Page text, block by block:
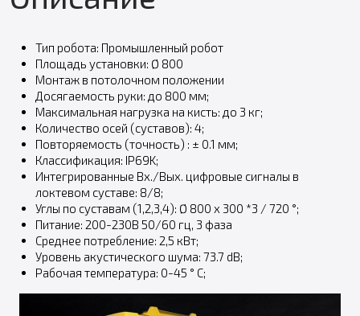
Тип робота: Промышленный робот
Площадь установки: Ø 800
Монтаж в потолочном положении
Досягаемость руки: до 800 мм;
Максимальная нагрузка на кисть: до 3 кг;
Количество осей (cуставов): 4;
Повторяемость (точность) : ± 0.1 мм;
Классификация: IP69K;
Интегрированные Вх./Вых. цифровые сигналы в
локтевом суставе: 8/8;
Углы по суставам (1,2,3,4): Ø 800 x 300 *3 / 720 °;
Питание: 200-230В 50/60 гц, 3 фаза
Среднее потребление: 2,5 кВт;
Уровень акустического шума: 73.7 dB;
Рабочая температура: 0-45 ° C;